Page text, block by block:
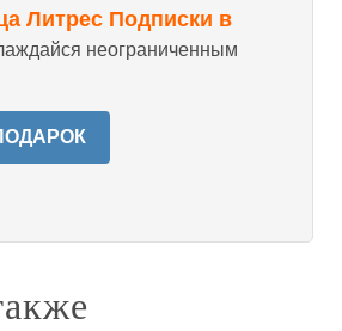
Литрес Подписки в
неограниченным